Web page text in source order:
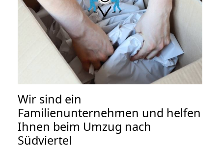
Wir sind ein
Familienunternehmen und helfen
Ihnen beim Umzug nach
Südviertel